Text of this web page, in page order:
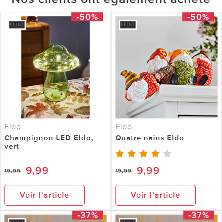
-50%
Eldo
Champignon LED Eldo,
vert
19,99 9,99
Voir l’article
-50%
Eldo
Quatre nains Eldo
19,99 9,99
Voir l’article
-37% -37%